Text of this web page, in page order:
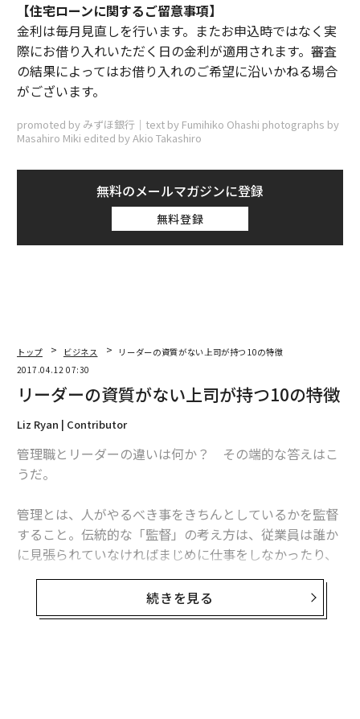
【住宅ローンに関するご留意事項】
金利は毎月見直しを行います。またお申込時ではなく実
際にお借り入れいただく日の金利が適用されます。審査
の結果によってはお借り入れのご希望に沿いかねる場合
がございます。
promoted by みずほ銀行｜text by Fumihiko Ohashi photographs by
Masahiro Miki edited by Akio Takashiro
無料のメールマガジンに登録
無料登録
トップ ビジネス
リーダーの資質がない上司が持つ10の特徴
2017.04.12 07:30
リーダーの資質がない上司が持つ10の特徴
Liz Ryan | Contributor
管理職とリーダーの違いは何か？ その端的な答えはこ
うだ。
管理とは、人がやるべき事をきちんとしているかを監督
すること。伝統的な「監督」の考え方は、従業員は誰か
に見張られていなければまじめに仕事をしなかったり、
間違いを犯したりするという恐れに基づいている。
「管理者」は後ろに向かって進み、自分の軍隊の誰かが
続きを見る